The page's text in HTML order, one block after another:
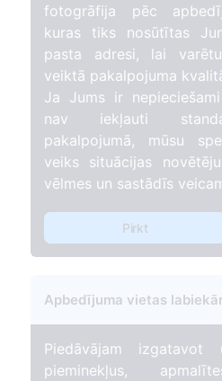
fotogrāfija pēc
kuras tiks nosūtītas
pasta adresi, lai
veiktā pakalpojuma
Ja Jums ir
nav iekļauti
pakalpojumā, mūsu
veiks situācijas
vēlmes un sastādīs
Pirkt
Apbedījuma vietas
Piedāvājam
pieminekļus,